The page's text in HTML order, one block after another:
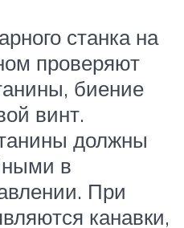
станка на
проверяют
биение
винт.
должны
в
При
канавки,